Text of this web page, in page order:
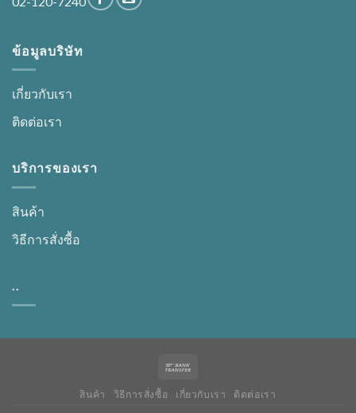
ข้อมูลบริษัท
เกี่ยวกับเรา
ติดต่อเรา
บริการของเรา
สินค้า
วิธีการสั่งซื้อ
..
สินค้า วิธีการสั่งซื้อ เกี่ยวกับเรา ติดต่อเรา